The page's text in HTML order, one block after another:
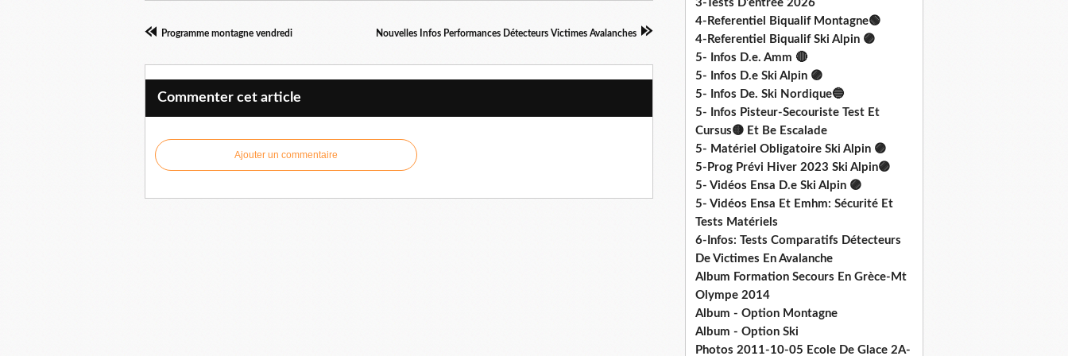
Programme montagne vendredi Nouvelles Infos Performances Détecteurs Victimes Avalanches
Commenter cet article
Ajouter un commentaire
3-Tests D'entrée 2026
4-Referentiel Biqualif Montagne🟢
4-Referentiel Biqualif Ski Alpin 🟣
5- Infos D.e. Amm 🔴
5- Infos D.e Ski Alpin 🟣
5- Infos De. Ski Nordique🔵
5- Infos Pisteur-Secouriste Test Et
Cursus🟡 Et Be Escalade
5- Matériel Obligatoire Ski Alpin 🟣
5-Prog Prévi Hiver 2023 Ski Alpin🟣
5- Vidéos Ensa D.e Ski Alpin 🟣
5- Vidéos Ensa Et Emhm: Sécurité Et
Tests Matériels
6-Infos: Tests Comparatifs Détecteurs
De Victimes En Avalanche
Album Formation Secours En Grèce-Mt
Olympe 2014
Album - Option Montagne
Album - Option Ski
Photos 2011-10-05 Ecole De Glace 2A-